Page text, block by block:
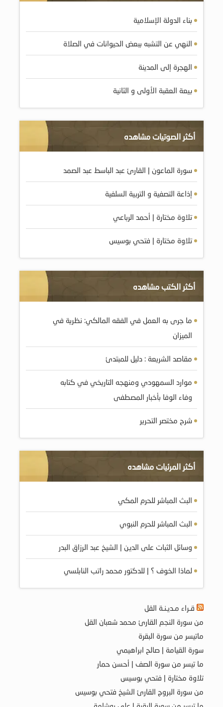
بناء الدولة الإسلامية
النهي عن التشبه ببعض الحيوانات في الصلاة
الهجرة إلى المدينة
بيعة العقبة الأولى و الثانية
أكثر الصوتيات مشاهده
سورة الماعون | القارئ عبد الباسط عبد الصمد
إذاعة التصفية و التربية السلفية
تلاوة مختارة | أحمد الرباعي
تلاوة مختارة | فتحي بوسيس
أكثر الكتب مشاهده
ما جرى به العمل في الفقه المالكي: نظرية في
الميزان
مقاصد الشريعة : دليل للمبتدئ
موارد السمهودي ومنهجه التاريخي في كتابه
وفاء الوفا بأخبار المصطفى
شرح مختصر التحرير
أكثر المرئيات مشاهده
البث المباشر للحرم المكي
البث المباشر للحرم النبوي
وسائل الثبات على الدين | الشيخ عبد الرزاق البدر
لماذا الخوف ؟ | للدكتور محمد راتب النابلسي
قـراء مـديـنـة القل
من سورة النجم القارئ محمد شعبان القل
ماتيسر من سورة البقرة
سورة القيامة | صالح ابراهيمي
ما تيسر من سورة الصف | أحسن حمار
تلاوة مختارة | فتحي بوسيس
من سورة البروج القارئ الشيخ فتحي بوسيس